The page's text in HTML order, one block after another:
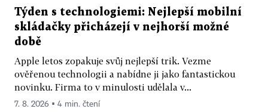
Týden s technologiemi: Nejlepší mobilní
skládačky přicházejí v nejhorší možné
době
Apple letos zopakuje svůj nejlepší trik. Vezme
ověřenou technologii a nabídne ji jako fantastickou
novinku. Firma to v minulosti udělala v...
7. 8. 2026 ▪ 4 min. čtení